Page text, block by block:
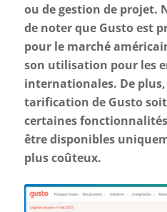
ou de gestion de projet.
de noter que Gusto est
pour le marché
son utilisation pour les
internationales. De
tarification de Gusto
certaines
être disponibles
plus coûteux.